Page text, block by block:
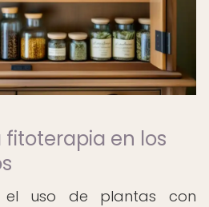
fitoterapia en los
el uso de plantas con